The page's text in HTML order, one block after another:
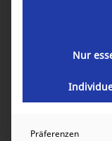
Nur
Präferenzen